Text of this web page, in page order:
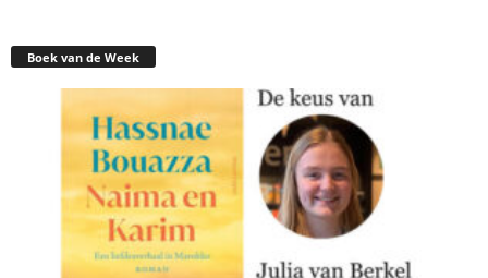
Boek van de Week